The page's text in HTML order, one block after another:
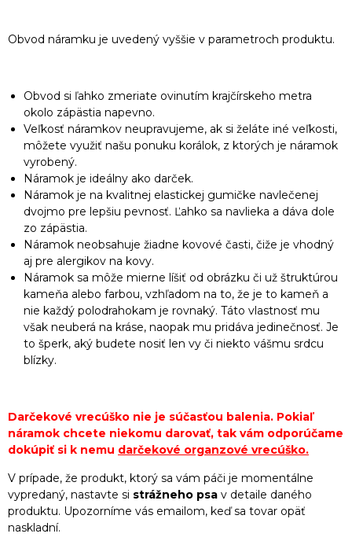
Obvod náramku je uvedený vyššie v parametroch produktu.
Obvod si ľahko zmeriate ovinutím krajčírskeho metra
okolo zápästia napevno.
Veľkosť náramkov neupravujeme, ak si želáte iné veľkosti,
môžete využiť našu ponuku korálok, z ktorých je náramok
vyrobený.
Náramok je ideálny ako darček.
Náramok je na kvalitnej elastickej gumičke navlečenej
dvojmo pre lepšiu pevnosť. Ľahko sa navlieka a dáva dole
zo zápästia.
Náramok neobsahuje žiadne kovové časti, čiže je vhodný
aj pre alergikov na kovy.
Náramok sa môže mierne líšiť od obrázku či už štruktúrou
kameňa alebo farbou, vzhľadom na to, že je to kameň a
nie každý polodrahokam je rovnaký. Táto vlastnosť mu
však neuberá na kráse, naopak mu pridáva jedinečnosť. Je
to šperk, aký budete nosiť len vy či niekto vášmu srdcu
blízky.
Darčekové vrecúško nie je súčasťou balenia. Pokiaľ
náramok chcete niekomu darovať, tak vám odporúčame
dokúpiť si k nemu darčekové organzové vrecúško.
V prípade, že produkt, ktorý sa vám páči je momentálne
vypredaný, nastavte si strážneho psa v detaile daného
produktu. Upozorníme vás emailom, keď sa tovar opäť
naskladní.